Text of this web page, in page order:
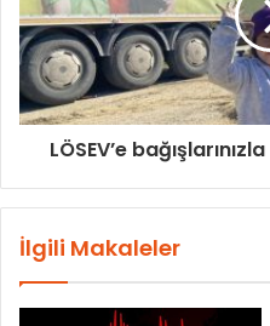
LÖSEV’e
İlgili Makaleler